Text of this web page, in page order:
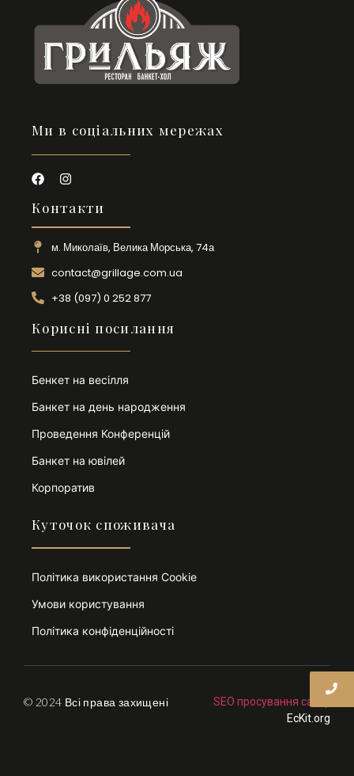
Ми в соціальних мережах
Контакти
м. Миколаїв, Велика Морська, 74а
contact@grillage.com.ua
+38 (097) 0 252 877
Корисні посилання
Бенкет на весілля
Банкет на день народження
Проведення Конференцій
Банкет на ювілей
Корпоратив
Куточок споживача
Політика використання Cookie
Умови користування
Політика конфіденційності
© 2024 Всі права захищені
SEO просування сайту
EcKit.org